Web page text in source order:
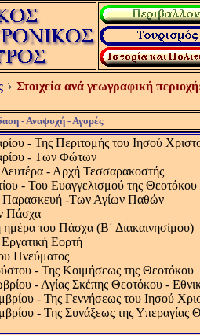
Στοιχεία ανά γεωγραφική
- Αναψυχή - Αγορές
- Της Περιτομής του Ιησού
- Των Φώτων
- Αρχή Τεσσαρακοστής
- Του Ευαγγελισμού της
-Των Αγίων Παθών
Πάσχα
ημέρα του Πάσχα (Β΄ Διακαινησίμου)
Εορτή
Πνεύματος
- Της Κοιμήσεως της Θεοτόκου
- Αγίας Σκέπης Θεοτόκου -
- Της Γεννήσεως του Ιησού
- Της Συνάξεως της Υπεραγίας